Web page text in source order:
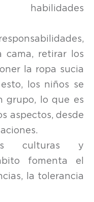
habilidades
cama, retirar los
la ropa sucia
los niños se
grupo, lo que es
aspectos, desde
culturas y
fomenta el
la tolerancia